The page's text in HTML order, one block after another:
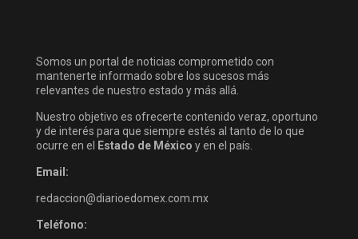
Somos un portal de noticias comprometido con
mantenerte informado sobre los sucesos más
relevantes de nuestro estado y más allá.
Nuestro objetivo es ofrecerte contenido veraz, oportuno
y de interés para que siempre estés al tanto de lo que
ocurre en el Estado de México y en el país.
Email:
redaccion@diarioedomex.com.mx
Teléfono: